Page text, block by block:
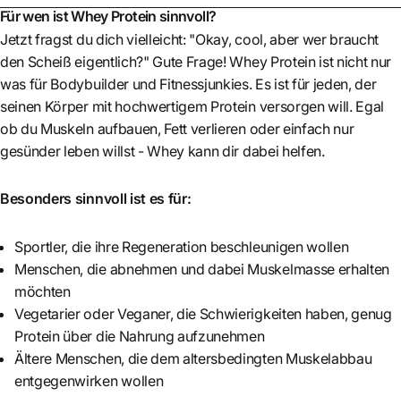
Für wen ist Whey Protein sinnvoll?
Jetzt fragst du dich vielleicht: "Okay, cool, aber wer braucht
den Scheiß eigentlich?" Gute Frage! Whey Protein ist nicht nur
was für Bodybuilder und Fitnessjunkies. Es ist für jeden, der
seinen Körper mit hochwertigem Protein versorgen will. Egal
ob du Muskeln aufbauen, Fett verlieren oder einfach nur
gesünder leben willst - Whey kann dir dabei helfen.
Besonders sinnvoll ist es für:
Sportler, die ihre Regeneration beschleunigen wollen
Menschen, die abnehmen und dabei Muskelmasse erhalten
möchten
Vegetarier oder Veganer, die Schwierigkeiten haben, genug
Protein über die Nahrung aufzunehmen
Ältere Menschen, die dem altersbedingten Muskelabbau
entgegenwirken wollen